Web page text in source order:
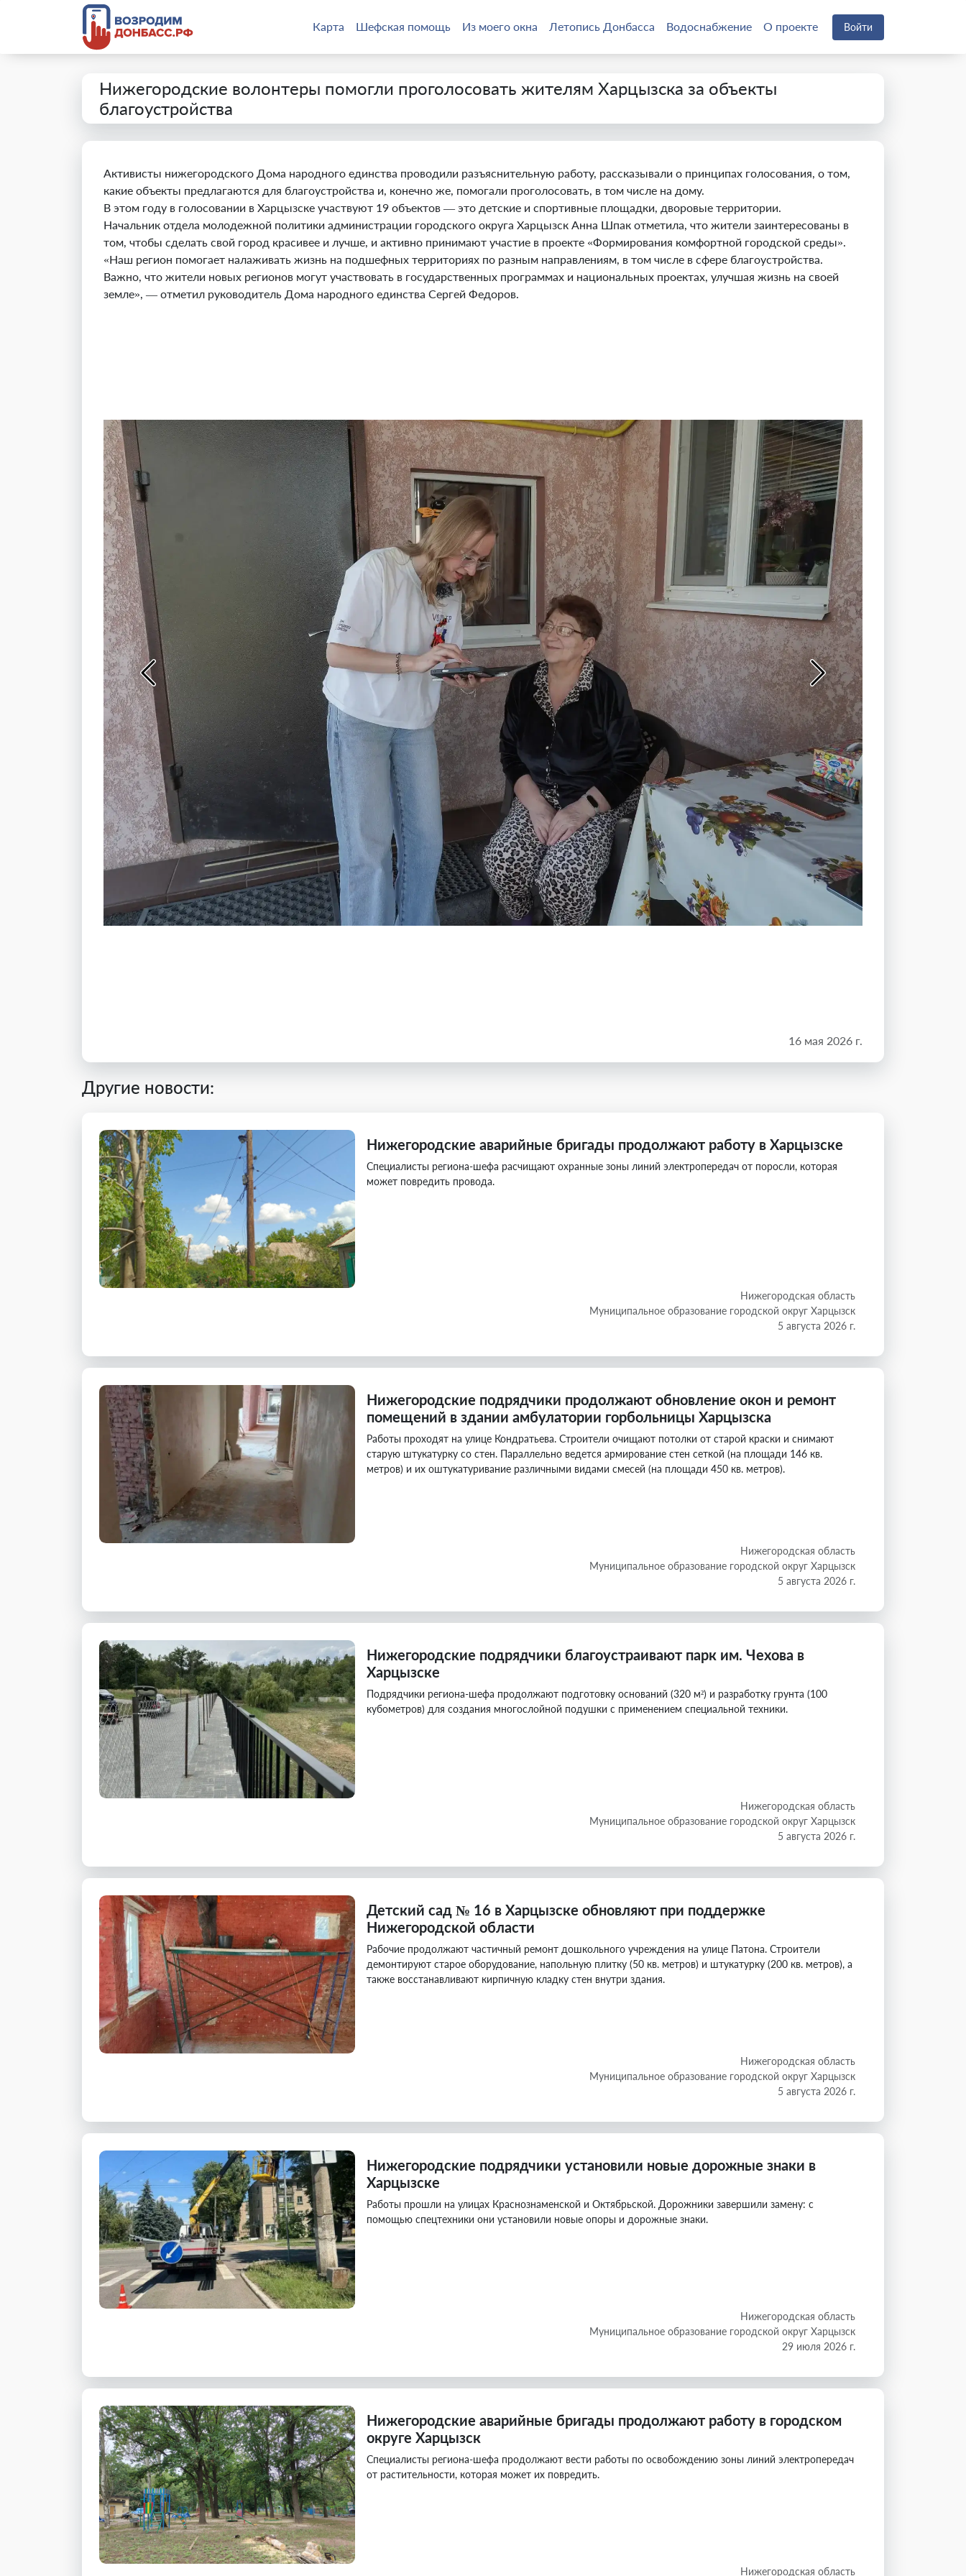
Карта Шефская помощь Из моего окна Летопись Донбасса Водоснабжение О проекте Войти
Нижегородские волонтеры помогли проголосовать жителям Харцызска за объекты
благоустройства
Активисты нижегородского Дома народного единства проводили разъяснительную работу, рассказывали о принципах голосования, о том,
какие объекты предлагаются для благоустройства и, конечно же, помогали проголосовать, в том числе на дому.
В этом году в голосовании в Харцызске участвуют 19 объектов — это детские и спортивные площадки, дворовые территории.
Начальник отдела молодежной политики администрации городского округа Харцызск Анна Шпак отметила, что жители заинтересованы в
том, чтобы сделать свой город красивее и лучше, и активно принимают участие в проекте «Формирования комфортной городской среды».
«Наш регион помогает налаживать жизнь на подшефных территориях по разным направлениям, в том числе в сфере благоустройства.
Важно, что жители новых регионов могут участвовать в государственных программах и национальных проектах, улучшая жизнь на своей
земле», — отметил руководитель Дома народного единства Сергей Федоров.
16 мая 2026 г.
Другие новости:
Нижегородские аварийные бригады продолжают работу в Харцызске
Специалисты региона-шефа расчищают охранные зоны линий электропередач от поросли, которая
может повредить провода.
Нижегородская область
Муниципальное образование городской округ Харцызск
5 августа 2026 г.
Нижегородские подрядчики продолжают обновление окон и ремонт
помещений в здании амбулатории горбольницы Харцызска
Работы проходят на улице Кондратьева. Строители очищают потолки от старой краски и снимают
старую штукатурку со стен. Параллельно ведется армирование стен сеткой (на площади 146 кв.
метров) и их оштукатуривание различными видами смесей (на площади 450 кв. метров).
Нижегородская область
Муниципальное образование городской округ Харцызск
5 августа 2026 г.
Нижегородские подрядчики благоустраивают парк им. Чехова в
Харцызске
Подрядчики региона-шефа продолжают подготовку оснований (320 м²) и разработку грунта (100
кубометров) для создания многослойной подушки с применением специальной техники.
Нижегородская область
Муниципальное образование городской округ Харцызск
5 августа 2026 г.
Детский сад № 16 в Харцызске обновляют при поддержке
Нижегородской области
Рабочие продолжают частичный ремонт дошкольного учреждения на улице Патона. Строители
демонтируют старое оборудование, напольную плитку (50 кв. метров) и штукатурку (200 кв. метров), а
также восстанавливают кирпичную кладку стен внутри здания.
Нижегородская область
Муниципальное образование городской округ Харцызск
5 августа 2026 г.
Нижегородские подрядчики установили новые дорожные знаки в
Харцызске
Работы прошли на улицах Краснознаменской и Октябрьской. Дорожники завершили замену: с
помощью спецтехники они установили новые опоры и дорожные знаки.
Нижегородская область
Муниципальное образование городской округ Харцызск
29 июля 2026 г.
Нижегородские аварийные бригады продолжают работу в городском
округе Харцызск
Специалисты региона-шефа продолжают вести работы по освобождению зоны линий электропередач
от растительности, которая может их повредить.
Нижегородская область